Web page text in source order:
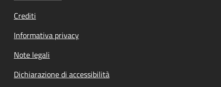
Crediti
Informativa privacy
Note legali
Dichiarazione di accessibilità